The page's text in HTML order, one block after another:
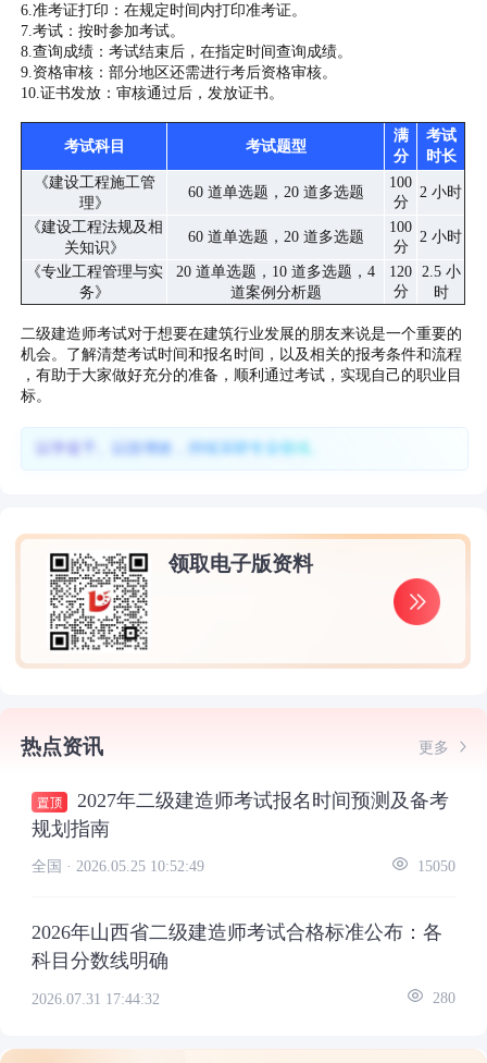
6.准考证打印：在规定时间内打印准考证。
7.考试：按时参加考试。
8.查询成绩：考试结束后，在指定时间查询成绩。
9.资格审核：部分地区还需进行考后资格审核。
10.证书发放：审核通过后，发放证书。
考试科目 考试题型
满
分
考试
时长
《建设工程施工管
理》
60 道单选题，20 道多选题
100
分
2 小时
《建设工程法规及相
关知识》
60 道单选题，20 道多选题
100
分
2 小时
《专业工程管理与实
务》
20 道单选题，10 道多选题，4
道案例分析题
120
分
2.5 小
时
二级建造师考试对于想要在建筑行业发展的朋友来说是一个重要的
机会。了解清楚考试时间和报名时间，以及相关的报考条件和流程
，有助于大家做好充分的准备，顺利通过考试，实现自己的职业目
标。
以学促干、以技增效，持续深耕专业领域。
领取电子版资料
热点资讯 更多
2027年二级建造师考试报名时间预测及备考
规划指南
全国 · 2026.05.25 10:52:49 15050
2026年山西省二级建造师考试合格标准公布：各
科目分数线明确
2026.07.31 17:44:32 280